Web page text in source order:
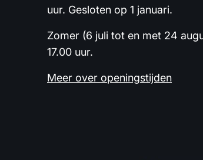
uur. Gesloten op 1 januari.
Zomer (6 juli tot en met 24
17.00 uur.
Meer over openingstijden